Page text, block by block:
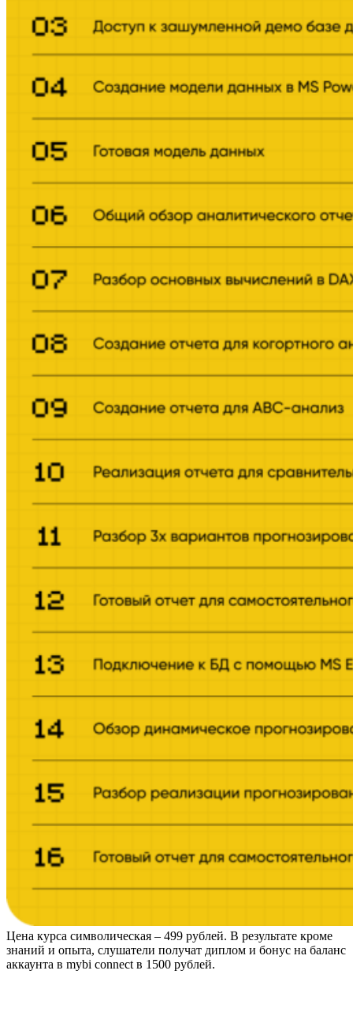
Цена курса символическая – 499 рублей. В результате кроме
знаний и опыта, слушатели получат диплом и бонус на баланс
аккаунта в mybi connect в 1500 рублей.